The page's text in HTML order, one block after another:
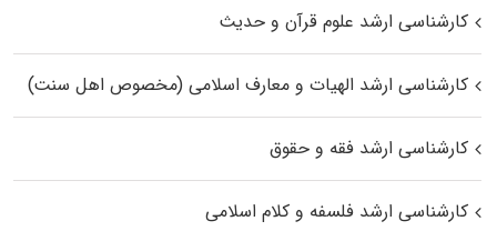
کارشناسی ارشد علوم قرآن و حدیث
کارشناسی ارشد الهیات و معارف اسلامی (مخصوص اهل سنت)
کارشناسی ارشد فقه و حقوق
کارشناسی ارشد فلسفه و کلام اسلامی